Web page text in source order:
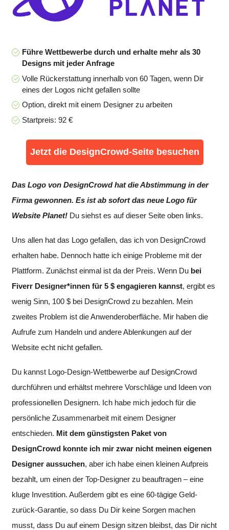
Führe Wettbewerbe durch und erhalte mehr als 30
Designs mit jeder Anfrage
Volle Rückerstattung innerhalb von 60 Tagen, wenn Dir
eines der Logos nicht gefallen sollte
Option, direkt mit einem Designer zu arbeiten
Startpreis: 92 €
Jetzt die DesignCrowd-Seite besuchen
Das Logo von DesignCrowd hat die Abstimmung in der
Firma gewonnen. Es ist ab sofort das neue Logo für
Website Planet! Du siehst es auf dieser Seite oben links.
Uns allen hat das Logo gefallen, das ich von DesignCrowd
erhalten habe. Dennoch hatte ich einige Probleme mit der
Plattform. Zunächst einmal ist da der Preis. Wenn Du bei
Fiverr Designer*innen für 5 $ engagieren kannst, ergibt es
wenig Sinn, 100 $ bei DesignCrowd zu bezahlen. Mein
zweites Problem ist die Anwenderoberfläche. Mir haben die
Aufrufe zum Handeln und andere Ablenkungen auf der
Website echt nicht gefallen.
Du kannst Logo-Design-Wettbewerbe auf DesignCrowd
durchführen und erhältst mehrere Vorschläge und Ideen von
professionellen Designern. Ich habe mich jedoch für die
persönliche Zusammenarbeit mit einem Designer
entschieden. Mit dem günstigsten Paket von
DesignCrowd konnte ich mir zwar nicht meinen eigenen
Designer aussuchen, aber ich habe einen kleinen Aufpreis
bezahlt, um einen der Top-Designer zu beauftragen – eine
kluge Investition. Außerdem gibt es eine 60-tägige Geld-
zurück-Garantie, so dass Du Dir keine Sorgen machen
musst, dass Du auf einem Design sitzen bleibst, das Dir nicht